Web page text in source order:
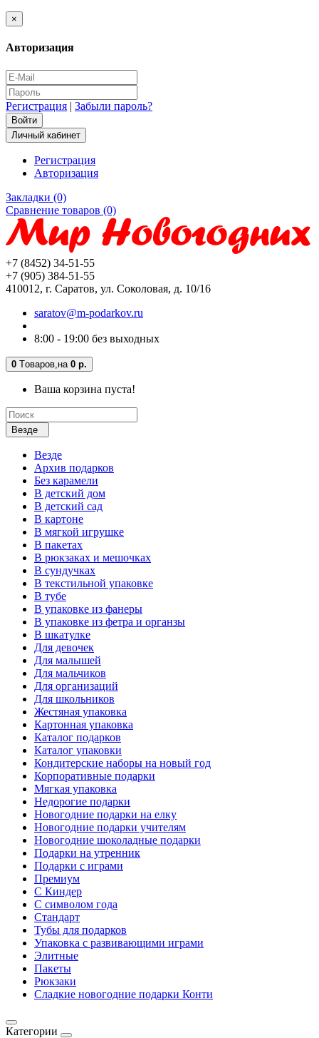
×
Авторизация
Регистрация | Забыли пароль?
Личный кабинет
Регистрация
Авторизация
Закладки (0)
Сравнение товаров (0)
+7 (8452) 34-51-55
+7 (905) 384-51-55
410012, г. Саратов, ул. Соколовая, д. 10/16
saratov@m-podarkov.ru
8:00 - 19:00 без выходных
0 Tоваров, на 0 р.
Ваша корзина пуста!
Везде
Везде
Архив подарков
Без карамели
В детский дом
В детский сад
В картоне
В мягкой игрушке
В пакетах
В рюкзаках и мешочках
В сундучках
В текстильной упаковке
В тубе
В упаковке из фанеры
В упаковке из фетра и органзы
В шкатулке
Для девочек
Для малышей
Для мальчиков
Для организаций
Для школьников
Жестяная упаковка
Картонная упаковка
Каталог подарков
Каталог упаковки
Кондитерские наборы на новый год
Корпоративные подарки
Мягкая упаковка
Недорогие подарки
Новогодние подарки на елку
Новогодние подарки учителям
Новогодние шоколадные подарки
Подарки на утренник
Подарки с играми
Премиум
С Киндер
С символом года
Стандарт
Тубы для подарков
Упаковка с развивающими играми
Элитные
Пакеты
Рюкзаки
Сладкие новогодние подарки Конти
Категории